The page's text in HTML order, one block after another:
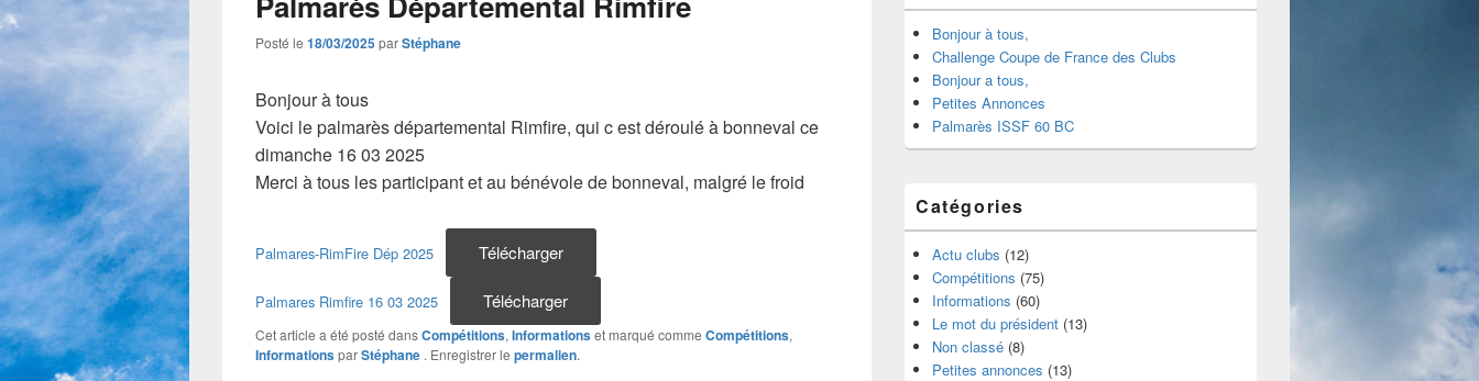
Posté le 18/03/2025parStéphane
Bonjour à tous
Voici le palmarès départemental Rimfire, qui c est déroulé à bonneval ce
dimanche 16 03 2025
Merci à tous les participant et au bénévole de bonneval, malgré le froid
Palmares-RimFire Dép 2025 Télécharger
Palmares Rimfire 16 03 2025 Télécharger
Cet article a été posté dansCompétitions, Informationset marqué comme Compétitions,
InformationsparStéphane . Enregistrer le permalien.
Bonjour à tous,
Challenge Coupe de France des Clubs
Bonjour a tous,
Petites Annonces
Palmarès ISSF 60 BC
Catégories
Actu clubs (12)
Compétitions (75)
Informations (60)
Le mot du président (13)
Non classé (8)
Petites annonces (13)